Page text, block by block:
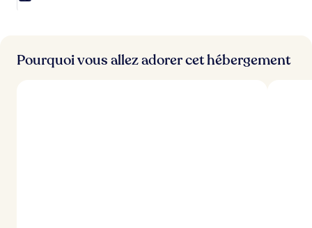
Pourquoi vous allez adorer cet hébergement